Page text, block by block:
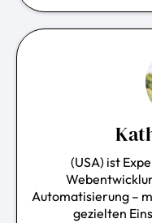
(USA) ist
Automatisierung –
gezielten